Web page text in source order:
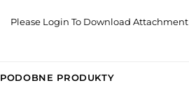
Please Login To Download Attachment
PODOBNE PRODUKTY